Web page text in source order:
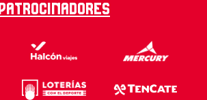
Patrocinadores